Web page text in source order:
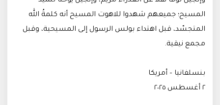
المسيح؛ جميعهم شهدوا للاهوت المسيح أنه كلمةُ الله
المتجسّد، قبل اهتداء بولس الرسول إلى المسيحية، وقبل
مجمع نيقية.
بنسلفانيا – أمريكا
٢ أغسطس ٢٠٢٥